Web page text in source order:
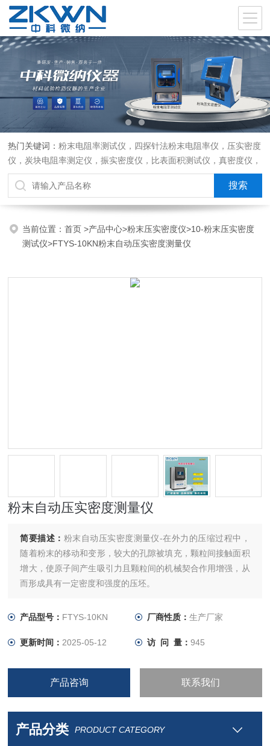
热门关键词：粉末电阻率测试仪，四探针法粉末电阻率仪，压实密度
仪，炭块电阻率测定仪，振实密度仪，比表面积测试仪，真密度仪，
炭块热膨胀仪，炭块透气率仪，炭块二氧化碳反应测定仪
当前位置：首页>产品中心>粉末压实密度仪>10-粉末压实密度
测试仪>FTYS-10KN粉末自动压实密度测量仪
粉末自动压实密度测量仪
简要描述： 粉末自动压实密度测量仪-在外力的压缩过程中，
随着粉末的移动和变形，较大的孔隙被填充，颗粒间接触面积
增大，使原子间产生吸引力且颗粒间的机械契合作用增强，从
而形成具有一定密度和强度的压坯。
产品型号： FTYS-10KN 厂商性质： 生产厂家
更新时间： 2025-05-12 访 问 量： 945
产品咨询 联系我们
产品分类 PRODUCT CATEGORY